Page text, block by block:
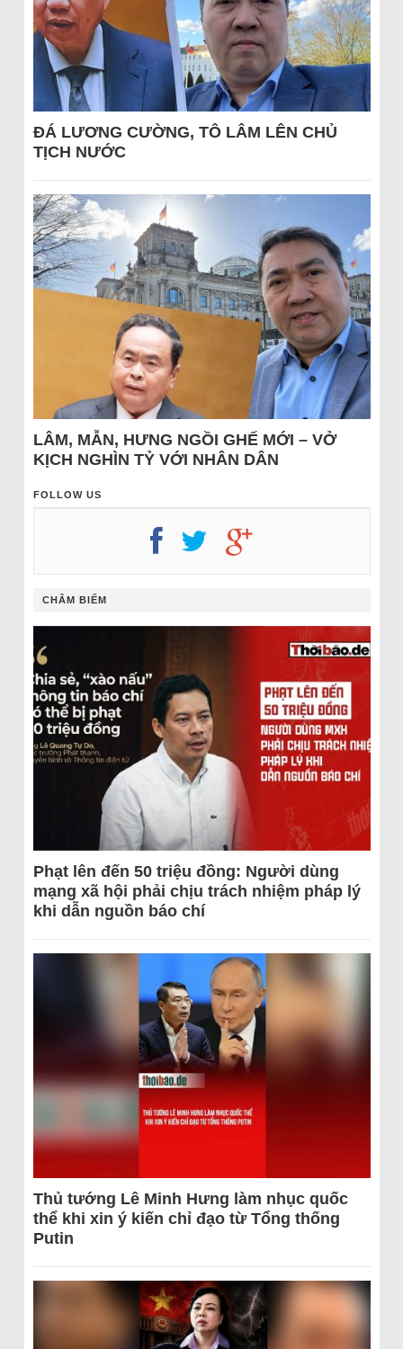
ĐÁ LƯƠNG CƯỜNG, TÔ LÂM LÊN CHỦ
TỊCH NƯỚC
LÂM, MẪN, HƯNG NGỒI GHẾ MỚI – VỞ
KỊCH NGHÌN TỶ VỚI NHÂN DÂN
FOLLOW US
CHÂM BIẾM
Phạt lên đến 50 triệu đồng: Người dùng
mạng xã hội phải chịu trách nhiệm pháp lý
khi dẫn nguồn báo chí
Thủ tướng Lê Minh Hưng làm nhục quốc
thể khi xin ý kiến chỉ đạo từ Tổng thống
Putin